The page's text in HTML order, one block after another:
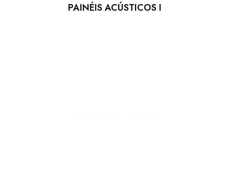
PAINÉIS ACÚSTICOS I